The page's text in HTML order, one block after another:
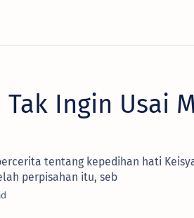
Tak Ingin Usai
tentang kepedihan hati
perpisahan itu, seb